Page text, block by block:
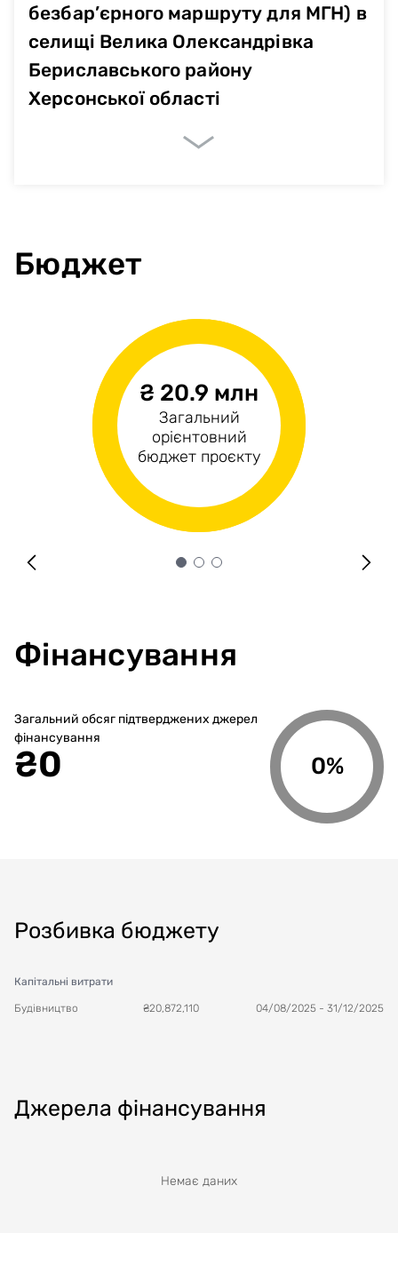
безбар’єрного маршруту для МГН) в
селищі Велика Олександрівка
Бериславського району
Херсонської області
Бюджет
₴ 20.9 млн
Загальний
орієнтовний
бюджет проєкту
₴20.9 млн
Капітальні витрати
н/д
Операційні
витрати
Фінансування
Загальний обсяг підтверджених джерел
фінансування
₴0 0%
Розбивка бюджету
Капітальні витрати
Будівництво ₴20,872,110 04/08/2025 - 31/12/2025
Джерела фінансування
Немає даних